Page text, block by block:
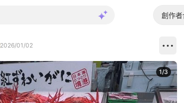
創作
2026/01/02
1/3